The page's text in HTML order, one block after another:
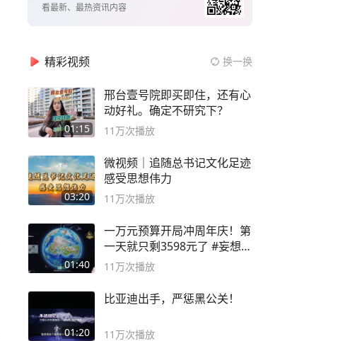
看最新、最热资讯内容
精彩视频 换一换
01:15
邢台壹号院即买即住，还有心
动好礼。确定不研究下？
11万次播放
03:20
微视频｜追随总书记文化足迹
感受思想伟力
11万次播放
01:40
一万元预算开局冲周年庆！第
一天就只剩3598元了 #妄想山
海
11万次播放
01:20
比亚迪出手，严惩黑公关！
11万次播放